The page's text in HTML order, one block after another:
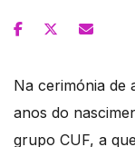
Na cerimónia de
anos do
grupo CUF, a